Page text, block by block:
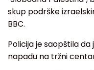
skup podrške
BBC.
Policija je saopštila
napadu na tržni